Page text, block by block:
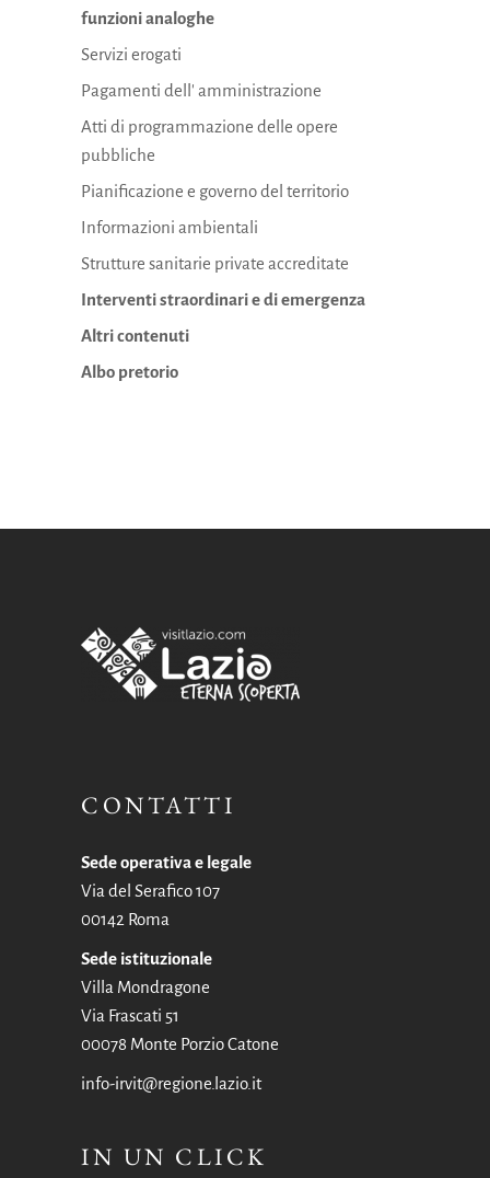
funzioni analoghe
Servizi erogati
Pagamenti dell' amministrazione
Atti di programmazione delle opere
pubbliche
Pianificazione e governo del territorio
Informazioni ambientali
Strutture sanitarie private accreditate
Interventi straordinari e di emergenza
Altri contenuti
Albo pretorio
CONTATTI
Sede operativa e legale
Via del Serafico 107
00142 Roma
Sede istituzionale
Villa Mondragone
Via Frascati 51
00078 Monte Porzio Catone
info-irvit@regione.lazio.it
IN UN CLICK